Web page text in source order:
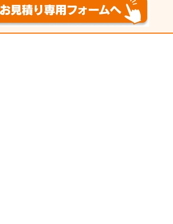
ショート、リバース、トランスポ
ーズ、スプリット、その他の誤配
線を検出し表示（ターミネータ
9690を使用して結線状況およびシ